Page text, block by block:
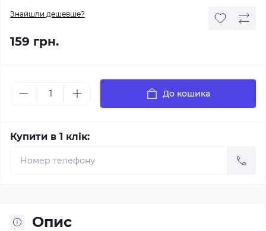
Знайшли дешевше?
159 грн.
До кошика
Купити в 1 клік:
Опис